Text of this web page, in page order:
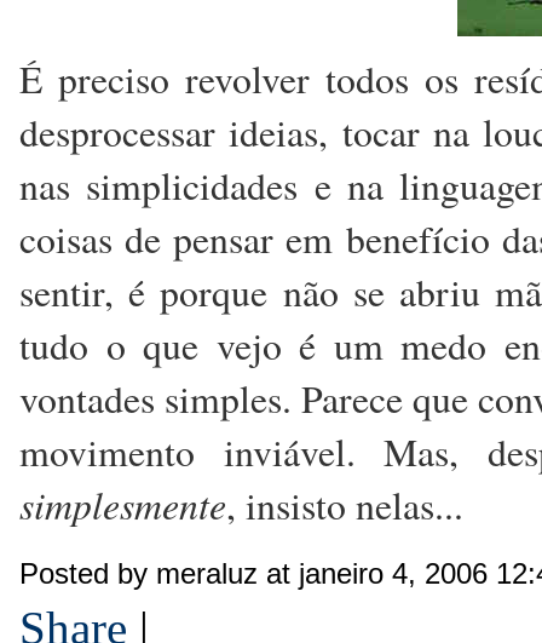
É preciso revolver todos os
desprocessar ideias, tocar na
nas simplicidades e na
coisas de pensar em benefício
sentir, é porque não se abriu
tudo o que vejo é um medo
vontades simples. Parece que
movimento inviável. Mas,
simplesmente, insisto nelas...
Posted by meraluz at janeiro 4, 2006
Share |